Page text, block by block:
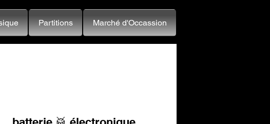
Partitions Marché d'Occassion